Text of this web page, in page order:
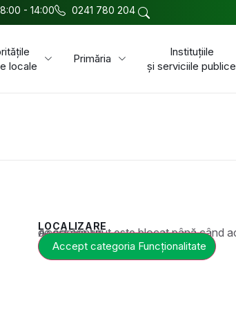
- 14:00 0241 780 204
locale
Primăria
Instituțiile
și serviciile publice
LOCALIZARE
Acest conținut este blocat până când acceptați categoria corespunzătoare de cookie-uri.
Accept categoria Funcționalitate